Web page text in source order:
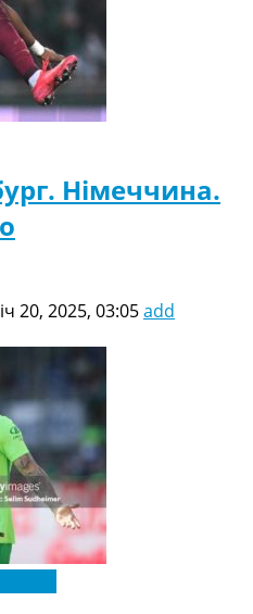
Німеччина.
20, 2025, 03:05add